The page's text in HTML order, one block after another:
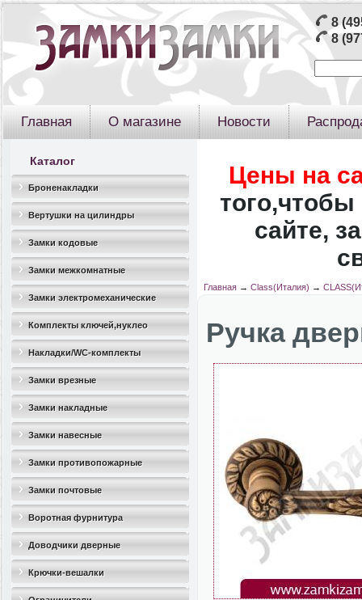
8
8
Главная О магазине Новости
Каталог
Броненакладки
Вертушки на цилиндры
Замки кодовые
Замки межкомнатные
Замки электромеханические
Комплекты ключей,нуклео
Накладки/WC-комплекты
Замки врезные
Замки накладные
Замки навесные
Замки противопожарные
Замки почтовые
Воротная фурнитура
Доводчики дверные
Крючки-вешалки
Цены на
того,чтобы
сайте,
Главная→ Class(Италия) →
Ручка